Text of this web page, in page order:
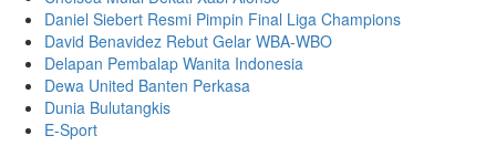
Daniel Siebert Resmi Pimpin Final Liga Champions
David Benavidez Rebut Gelar WBA-WBO
Delapan Pembalap Wanita Indonesia
Dewa United Banten Perkasa
Dunia Bulutangkis
E-Sport